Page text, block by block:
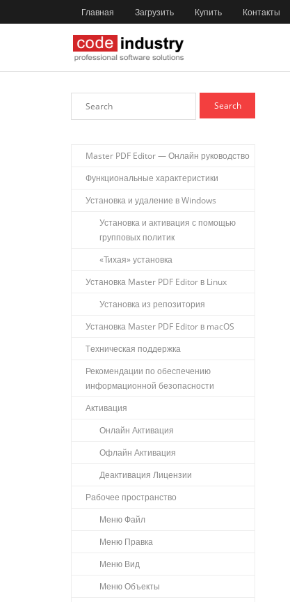
Главная Загрузить Купить Контакты
Master PDF Editor — Онлайн руководство
Функциональные характеристики
Установка и удаление в Windows
Установка и активация с помощью
групповых политик
«Тихая» установка
Установка Master PDF Editor в Linux
Установка из репозитория
Установка Master PDF Editor в macOS
Tехническая поддержка
Рекомендации по обеспечению
информационной безопасности
Активация
Онлайн Активация
Офлайн Активация
Деактивация Лицензии
Рабочее пространство
Меню Файл
Меню Правка
Меню Вид
Меню Объекты